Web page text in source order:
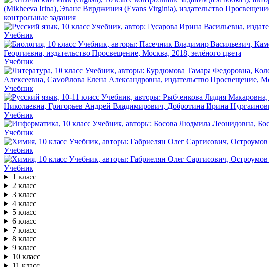
контрольные задания
Учебник
Учебник
Учебник
Учебник
Учебник
Учебник
Учебник
1 класс
2 класс
3 класс
4 класс
5 класс
6 класс
7 класс
8 класс
9 класс
10 класс